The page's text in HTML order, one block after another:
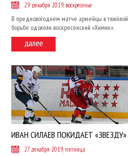
29 декабря 2019, воскресенье
В предновогоднем матче армейцы в тяжёлой
борьбе одолели воскресенский «Химик».
ИВАН СИЛАЕВ ПОКИДАЕТ «ЗВЕЗДУ»
27 декабря 2019, пятница